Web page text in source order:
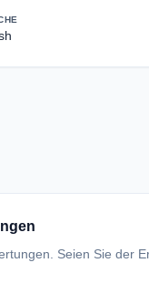
Seien Sie der